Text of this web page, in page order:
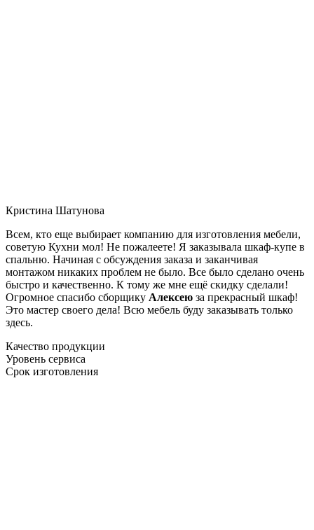
Кристина Шатунова
Всем, кто еще выбирает компанию для изготовления мебели,
советую Кухни мол! Не пожалеете! Я заказывала шкаф-купе в
спальню. Начиная с обсуждения заказа и заканчивая
монтажом никаких проблем не было. Все было сделано очень
быстро и качественно. К тому же мне ещё скидку сделали!
Огромное спасибо сборщику Алексею за прекрасный шкаф!
Это мастер своего дела! Всю мебель буду заказывать только
здесь.
Качество продукции
Уровень сервиса
Срок изготовления